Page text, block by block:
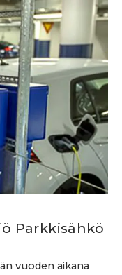
Parkkisähkö
vuoden aikana